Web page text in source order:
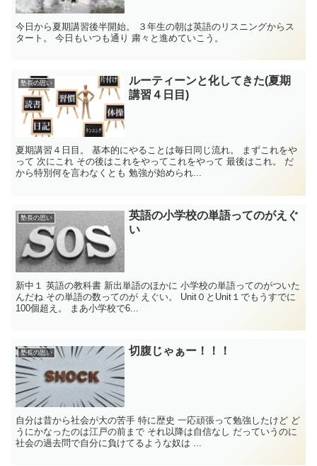
今日から夏期講習後半開始。 ３年生の朝は英語のリスニングからス
タート。 今日もいつも通り 粛々と進めていこう。
塾長の思い
ルーティーンと化してきた(夏期
講習４日目)
夏期講習４日目。 基本的にやることは毎日同じ流れ。 まずこれをや
って 次にこれ その後はこれをやってこれをやって 最後はこれ。 だ
から特別何を言わなくとも 勉強が始められ...
塾長の思い
英語の小学校の単語ってのがえぐ
い
新中１ 英語の教科書 新出単語のほかに 小学校の単語ってのがついた
んだね その単語の数ってのが えぐい。 Unit０とUnit１でもうすでに
100個超え。 まあ小学校で6...
塾長の思い 切腹じゃぁー！！！
自分は昔から社会が大の苦手 特に歴史 一応頑張って勉強したけど ど
うにかなったのは江戸の前まで それ以降は自信なし だっていうのに
社会の過去問で自分に負けてるような奴は ...